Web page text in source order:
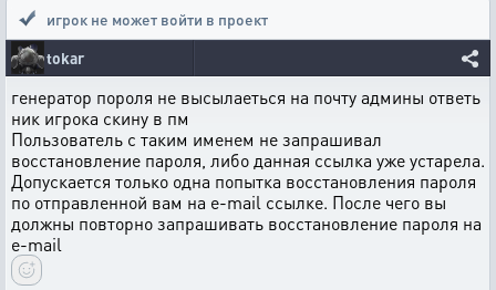
игрок не может войти в проект
tokar
генератор пороля не высылаеться на почту админы ответь
ник игрока скину в пм
Пользователь с таким именем не запрашивал
восстановление пароля, либо данная ссылка уже устарела.
Допускается только одна попытка восстановления пароля
по отправленной вам на e-mail ссылке. После чего вы
должны повторно запрашивать восстановление пароля на
e-mail